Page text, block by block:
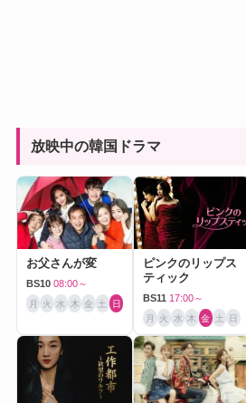
放映中の韓国ドラマ
お父さんが変
BS10 08:00～
月 火 水 木 金 土 日
ピンクのリップス
ティック
BS11 17:00～
月 火 水 木 金 土 日